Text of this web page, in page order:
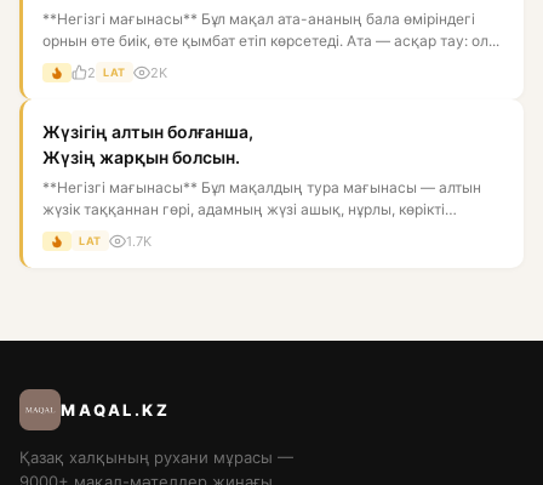
**Негізгі мағынасы** Бұл мақал ата-ананың бала өміріндегі
орнын өте биік, өте қымбат етіп көрсетеді. Ата — асқар тау: ол...
2 LAT 2K
Жүзігің алтын болғанша,
Жүзің жарқын болсын.
**Негізгі мағынасы** Бұл мақалдың тура мағынасы — алтын
жүзік таққаннан гөрі, адамның жүзі ашық, нұрлы, көрікті
болғаны...
LAT 1.7K
MAQAL.KZ
Қазақ халқының рухани мұрасы —